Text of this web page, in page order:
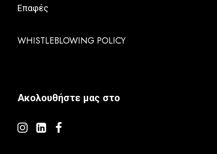
Επαφές
WHISTLEBLOWING POLICY
Ακολουθήστε μας στο